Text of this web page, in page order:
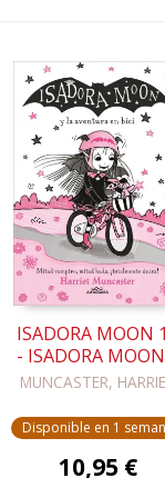
ISADORA MOON
- ISADORA
LA AVENTURA
MUNCASTER,
Disponible en 1
10,95 €